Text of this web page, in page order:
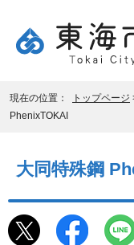
現在の位置： トップページ
PhenixTOKAI
大同特殊鋼